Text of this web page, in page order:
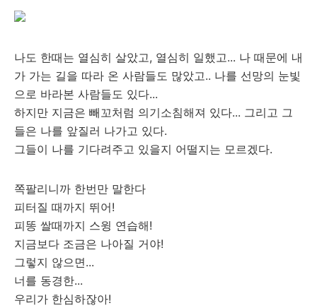
나도 한때는 열심히 살았고, 열심히 일했고... 나 때문에 내
가 가는 길을 따라 온 사람들도 많았고.. 나를 선망의 눈빛
으로 바라본 사람들도 있다...
하지만 지금은 빼꼬처럼 의기소침해져 있다... 그리고 그
들은 나를 앞질러 나가고 있다.
그들이 나를 기다려주고 있을지 어떨지는 모르겠다.
쪽팔리니까 한번만 말한다
피터질 때까지 뛰어!
피똥 쌀때까지 스윙 연습해!
지금보다 조금은 나아질 거야!
그렇지 않으면...
너를 동경한...
우리가 한심하잖아!